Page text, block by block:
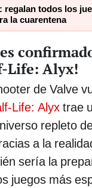
regalan todos los
la cuarentena
Life: Alyx!
de Valve
Life: Alyx trae
repleto
a la
sería la
juegos más